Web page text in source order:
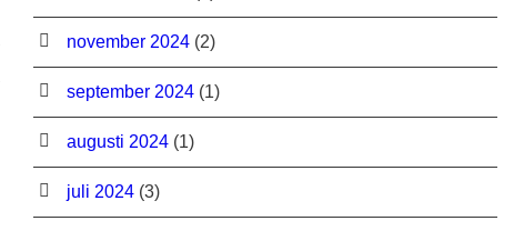
november 2024 (2)
september 2024 (1)
augusti 2024 (1)
juli 2024 (3)